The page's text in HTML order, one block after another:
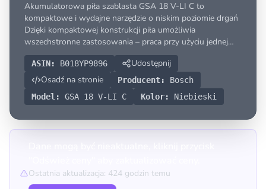
Akumulatorowa piła szablasta GSA 18 V-LI C to
kompaktowe i wydajne narzędzie o niskim poziomie drgań
Dzięki kompaktowej konstrukcji piła umożliwia
wszechstronne zastosowania – praca przy użyciu jednej
ręki lub w sytuacjach wymagających trzymania narzędzia w
górze nie stanowi żadnego problemu Minimalny poziom
drgań zape
ASIN: B018YP9896
Udostępnij
Osadź na stronie
Producent:
Bosch
Model:
GSA 18 V-LI C Kolor: Niebieski
Ostatnia aktualizacja: 424 godzin temu